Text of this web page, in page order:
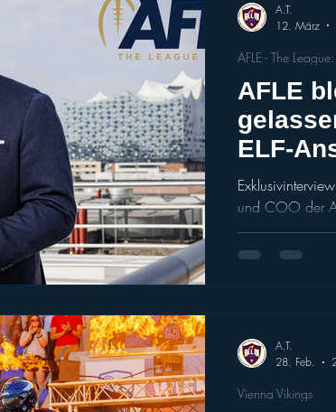
AFLE
ELF-
und COO der
Vienna Vikings
Hauptstadt-
Football hat sich
und G
AFLE - The
A.T.
12. März
Vienna Vikings
A.T.
28. Feb.